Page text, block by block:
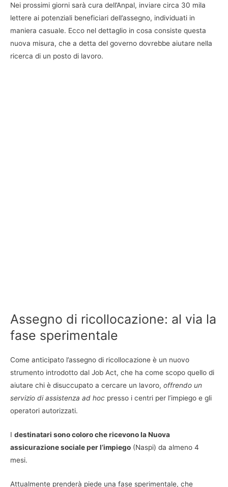
Nei prossimi giorni sarà cura dell’Anpal, inviare circa 30 mila
lettere ai potenziali beneficiari dell’assegno, individuati in
maniera casuale. Ecco nel dettaglio in cosa consiste questa
nuova misura, che a detta del governo dovrebbe aiutare nella
ricerca di un posto di lavoro.
Assegno di ricollocazione: al via la
fase sperimentale
Come anticipato l’assegno di ricollocazione è un nuovo
strumento introdotto dal Job Act, che ha come scopo quello di
aiutare chi è disuccupato a cercare un lavoro, offrendo un
servizio di assistenza ad hoc presso i centri per l’impiego e gli
operatori autorizzati.
I destinatari sono coloro che ricevono la Nuova
assicurazione sociale per l’impiego (Naspi) da almeno 4
mesi.
Attualmente prenderà piede una fase sperimentale, che